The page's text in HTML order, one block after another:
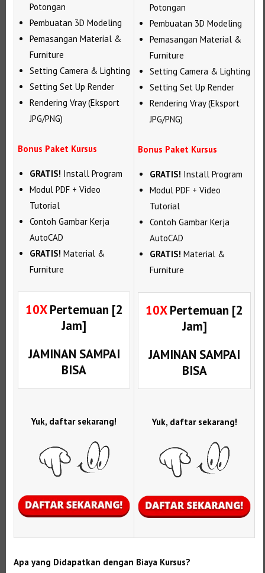
Potongan
Pembuatan 3D Modeling
Pemasangan Material &
Furniture
Setting Camera & Lighting
Setting Set Up Render
Rendering Vray (Eksport
JPG/PNG)
Bonus Paket Kursus
GRATIS! Install Program
Modul PDF + Video
Tutorial
Contoh Gambar Kerja
AutoCAD
GRATIS! Material &
Furniture
10XPertemuan [2
Jam]
JAMINAN SAMPAI
BISA
Yuk, daftar sekarang!
Potongan
Pembuatan 3D Modeling
Pemasangan Material &
Furniture
Setting Camera & Lighting
Setting Set Up Render
Rendering Vray (Eksport
JPG/PNG)
Bonus Paket Kursus
GRATIS! Install Program
Modul PDF + Video
Tutorial
Contoh Gambar Kerja
AutoCAD
GRATIS! Material &
Furniture
10XPertemuan [2
Jam]
JAMINAN SAMPAI
BISA
Yuk, daftar sekarang!
Apa yang Didapatkan dengan Biaya Kursus?